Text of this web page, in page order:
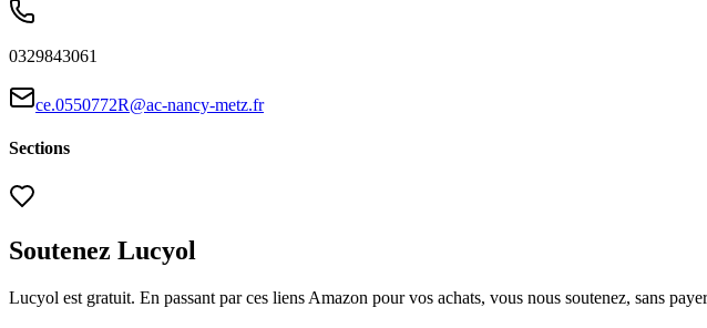
0329843061
ce.0550772R@ac-nancy-metz.fr
Sections
Soutenez Lucyol
Lucyol est gratuit. En passant par ces liens Amazon pour vos achats, vous nous soutenez, sans